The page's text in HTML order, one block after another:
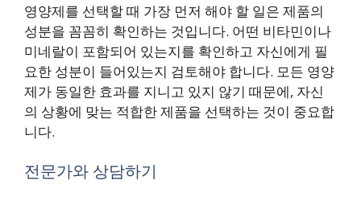
영양제를 선택할 때 가장 먼저 해야 할 일은 제품의
성분을 꼼꼼히 확인하는 것입니다. 어떤 비타민이나
미네랄이 포함되어 있는지를 확인하고 자신에게 필
요한 성분이 들어있는지 검토해야 합니다. 모든 영양
제가 동일한 효과를 지니고 있지 않기 때문에, 자신
의 상황에 맞는 적합한 제품을 선택하는 것이 중요합
니다.
전문가와 상담하기